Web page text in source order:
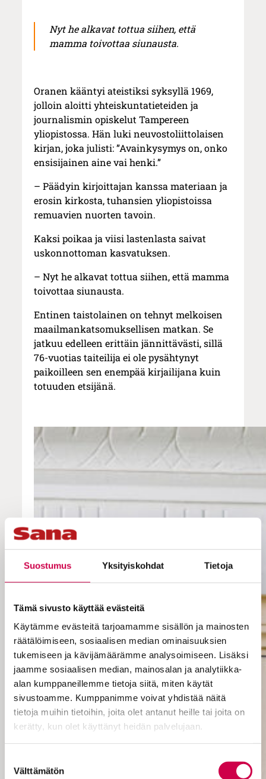
Suostumus Yksityiskohdat Tietoja
Tämä sivusto käyttää evästeitä
Käytämme evästeitä tarjoamamme sisällön ja mainosten
räätälöimiseen, sosiaalisen median ominaisuuksien
tukemiseen ja kävijämäärämme analysoimiseen. Lisäksi
jaamme sosiaalisen median, mainosalan ja analytiikka-
alan kumppaneillemme tietoja siitä, miten käytät
sivustoamme. Kumppanimme voivat yhdistää näitä
tietoja muihin tietoihin, joita olet antanut heille tai joita on
kerätty, kun olet käyttänyt heidän palvelujaan.
valinta
Välttämätön
Nyt he alkavat tottua siihen, että
mamma toivottaa siunausta.
Oranen kääntyi ateistiksi syksyllä 1969,
jolloin aloitti yhteiskuntatieteiden ja
journalismin opiskelut Tampereen
yliopistossa. Hän luki neuvostoliittolaisen
kirjan, joka julisti: ”Avainkysymys on, onko
ensisijainen aine vai henki.”
– Päädyin kirjoittajan kanssa materiaan ja
erosin kirkosta, tuhansien yliopistoissa
remuavien nuorten tavoin.
Kaksi poikaa ja viisi lastenlasta saivat
uskonnottoman kasvatuksen.
– Nyt he alkavat tottua siihen, että mamma
toivottaa siunausta.
Entinen taistolainen on tehnyt melkoisen
maailmankatsomuksellisen matkan. Se
jatkuu edelleen erittäin jännittävästi, sillä
76-vuotias taiteilija ei ole pysähtynyt
paikoilleen sen enempää kirjailijana kuin
totuuden etsijänä.